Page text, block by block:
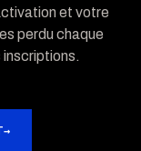
et votre
perdu chaque
→